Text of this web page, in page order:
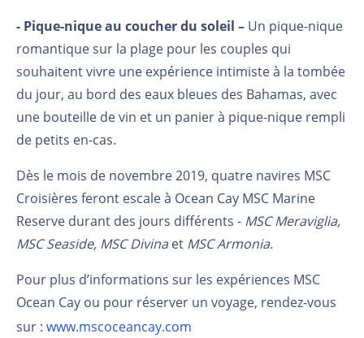
- Pique-nique au coucher du soleil – Un pique-nique
romantique sur la plage pour les couples qui
souhaitent vivre une expérience intimiste à la tombée
du jour, au bord des eaux bleues des Bahamas, avec
une bouteille de vin et un panier à pique-nique rempli
de petits en-cas.
Dès le mois de novembre 2019, quatre navires MSC
Croisières feront escale à Ocean Cay MSC Marine
Reserve durant des jours différents - MSC Meraviglia,
MSC Seaside, MSC Divinaet MSC Armonia.
Pour plus d’informations sur les expériences MSC
Ocean Cay ou pour réserver un voyage, rendez-vous
sur : www.mscoceancay.com